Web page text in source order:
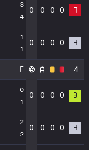
3
4
0 0 0 0 П
1
1
0 0 0 0 Н
Г И
0
1
0 0 0 0 В
2
2
0 0 0 0 Н